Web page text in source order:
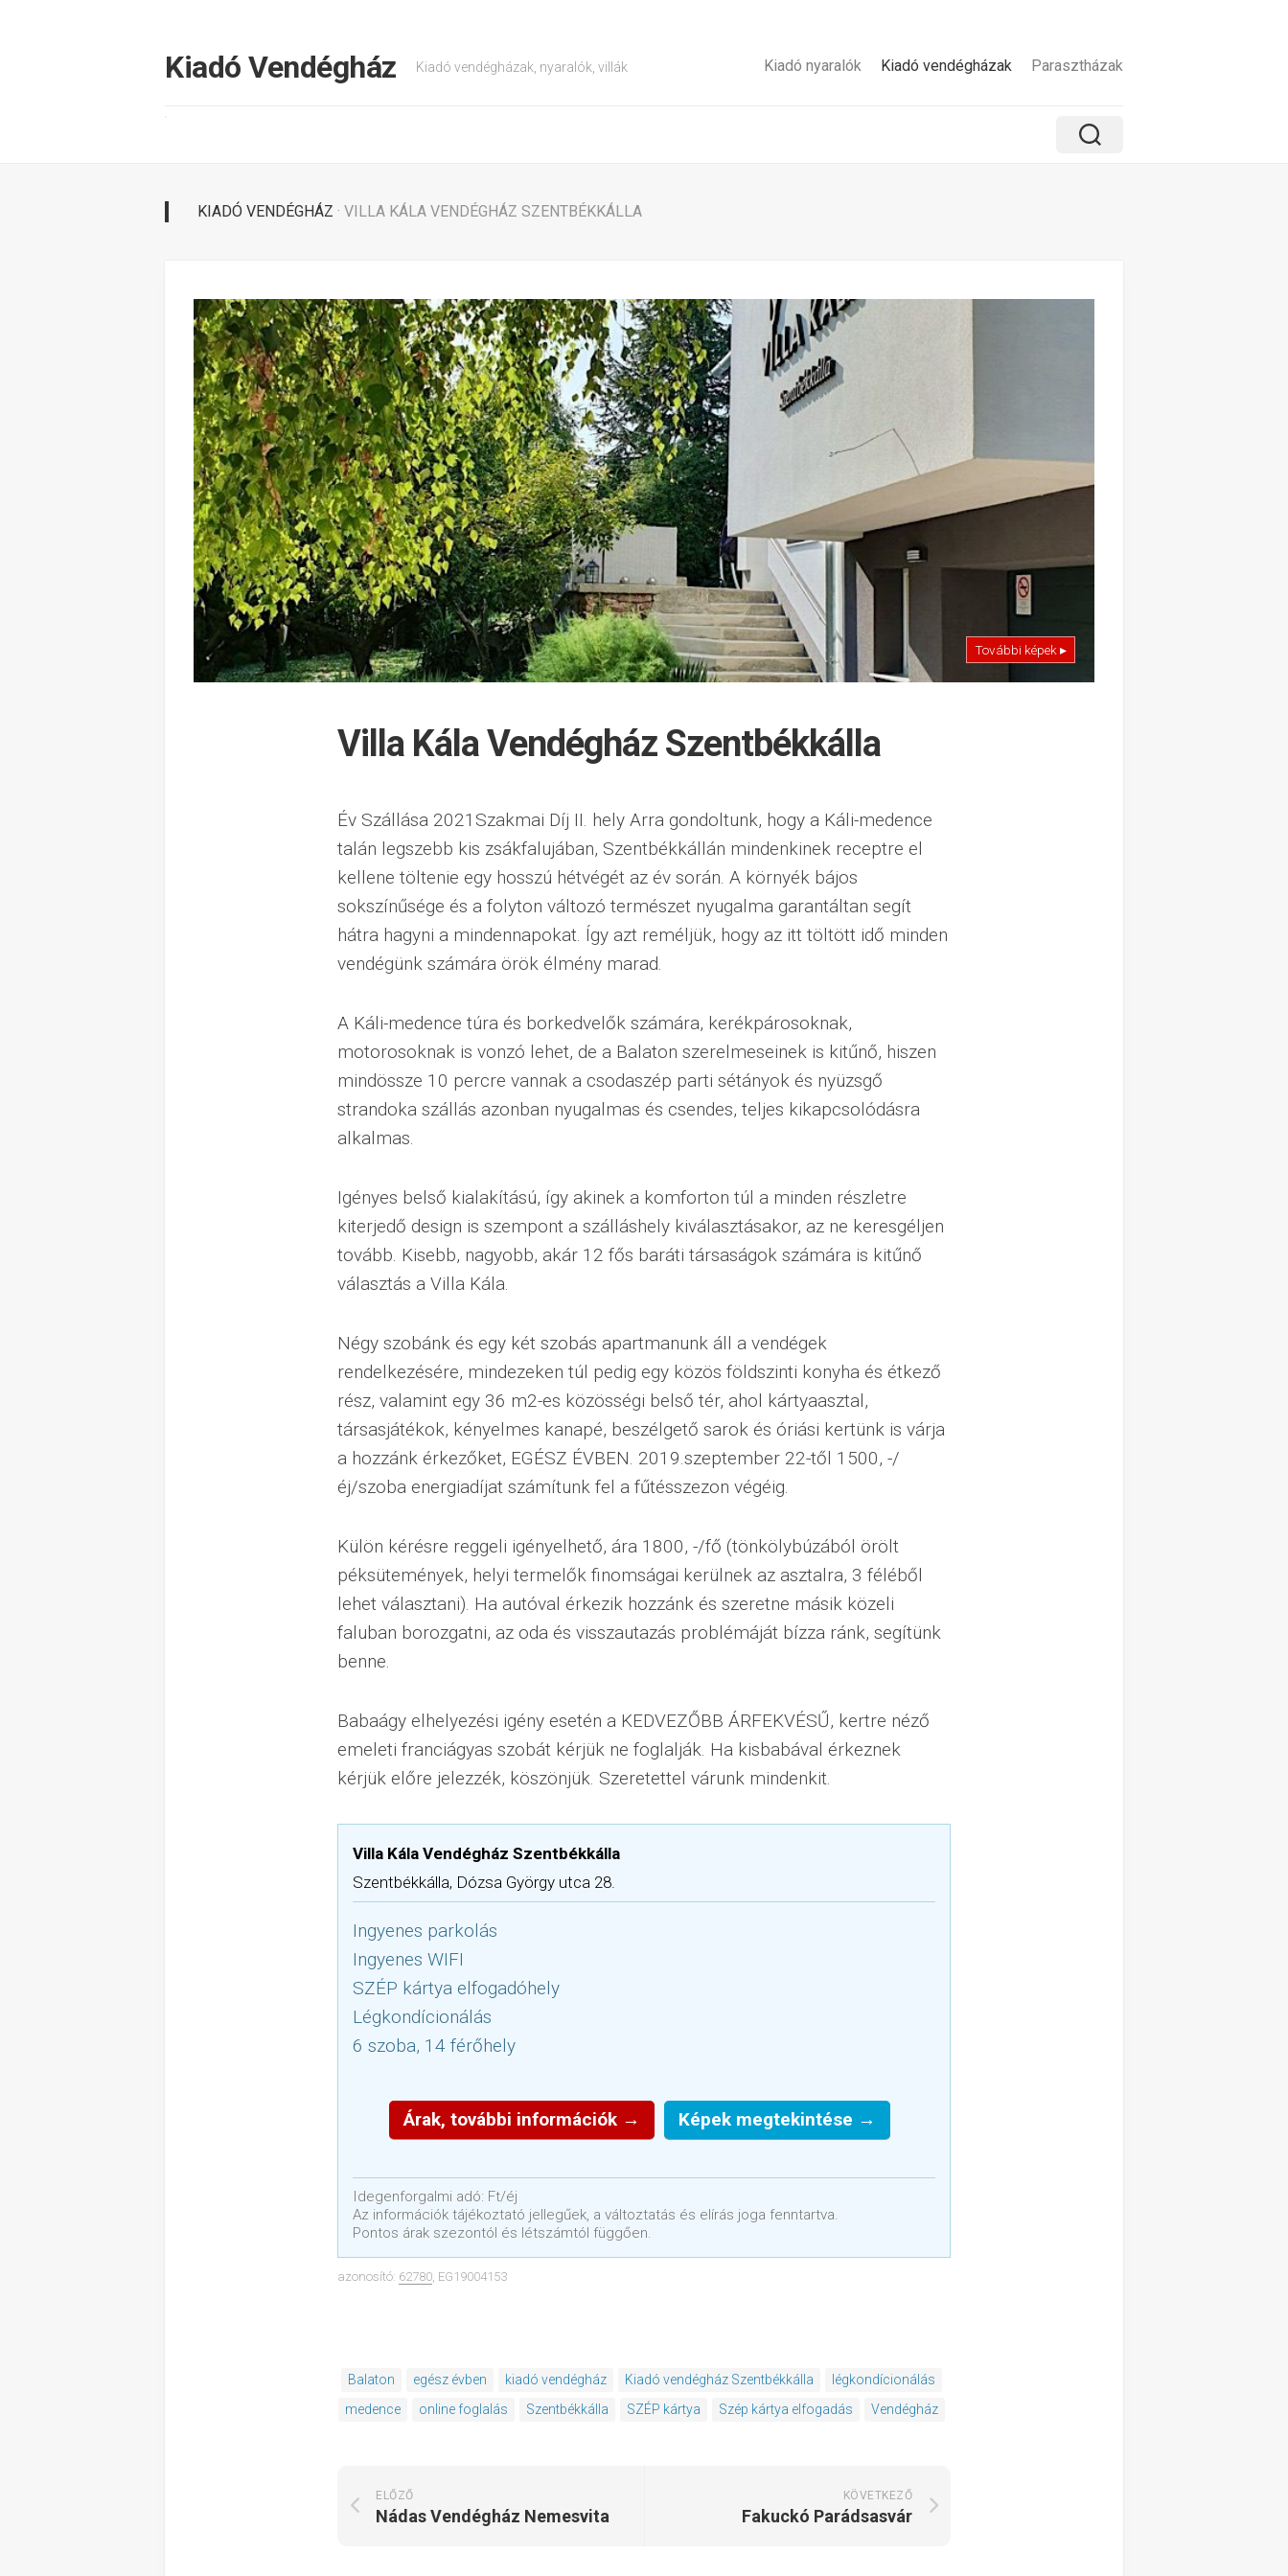
Kiadó Vendégház Kiadó vendégházak, nyaralók, villák Kiadó nyaralók Kiadó vendégházak Parasztházak
KIADÓ VENDÉGHÁZ · VILLA KÁLA VENDÉGHÁZ SZENTBÉKKÁLLA
További képek ▸
Villa Kála Vendégház Szentbékkálla
Év Szállása 2021Szakmai Díj II. hely Arra gondoltunk, hogy a Káli-medence
talán legszebb kis zsákfalujában, Szentbékkállán mindenkinek receptre el
kellene töltenie egy hosszú hétvégét az év során. A környék bájos
sokszínűsége és a folyton változó természet nyugalma garantáltan segít
hátra hagyni a mindennapokat. Így azt reméljük, hogy az itt töltött idő minden
vendégünk számára örök élmény marad.
A Káli-medence túra és borkedvelők számára, kerékpárosoknak,
motorosoknak is vonzó lehet, de a Balaton szerelmeseinek is kitűnő, hiszen
mindössze 10 percre vannak a csodaszép parti sétányok és nyüzsgő
strandoka szállás azonban nyugalmas és csendes, teljes kikapcsolódásra
alkalmas.
Igényes belső kialakítású, így akinek a komforton túl a minden részletre
kiterjedő design is szempont a szálláshely kiválasztásakor, az ne keresgéljen
tovább. Kisebb, nagyobb, akár 12 fős baráti társaságok számára is kitűnő
választás a Villa Kála.
Négy szobánk és egy két szobás apartmanunk áll a vendégek
rendelkezésére, mindezeken túl pedig egy közös földszinti konyha és étkező
rész, valamint egy 36 m2-es közösségi belső tér, ahol kártyaasztal,
társasjátékok, kényelmes kanapé, beszélgető sarok és óriási kertünk is várja
a hozzánk érkezőket, EGÉSZ ÉVBEN. 2019.szeptember 22-től 1500, -/
éj/szoba energiadíjat számítunk fel a fűtésszezon végéig.
Külön kérésre reggeli igényelhető, ára 1800, -/fő (tönkölybúzából örölt
péksütemények, helyi termelők finomságai kerülnek az asztalra, 3 féléből
lehet választani). Ha autóval érkezik hozzánk és szeretne másik közeli
faluban borozgatni, az oda és visszautazás problémáját bízza ránk, segítünk
benne.
Babaágy elhelyezési igény esetén a KEDVEZŐBB ÁRFEKVÉSŰ, kertre néző
emeleti franciágyas szobát kérjük ne foglalják. Ha kisbabával érkeznek
kérjük előre jelezzék, köszönjük. Szeretettel várunk mindenkit.
Villa Kála Vendégház Szentbékkálla
Szentbékkálla, Dózsa György utca 28.
Ingyenes parkolás
Ingyenes WIFI
SZÉP kártya elfogadóhely
Légkondícionálás
6 szoba, 14 férőhely
Árak, további információk → Képek megtekintése →
Idegenforgalmi adó: Ft/éj
Az információk tájékoztató jellegűek, a változtatás és elírás joga fenntartva.
Pontos árak szezontól és létszámtól függően.
azonosító: 62780, EG19004153
Balaton egész évben kiadó vendégház Kiadó vendégház Szentbékkálla
légkondícionálás
medence
online foglalás Szentbékkálla SZÉP kártya Szép kártya elfogadás Vendégház
KÖVETKEZŐ
Fakuckó Parádsasvár
ELŐZŐ
Nádas Vendégház Nemesvita